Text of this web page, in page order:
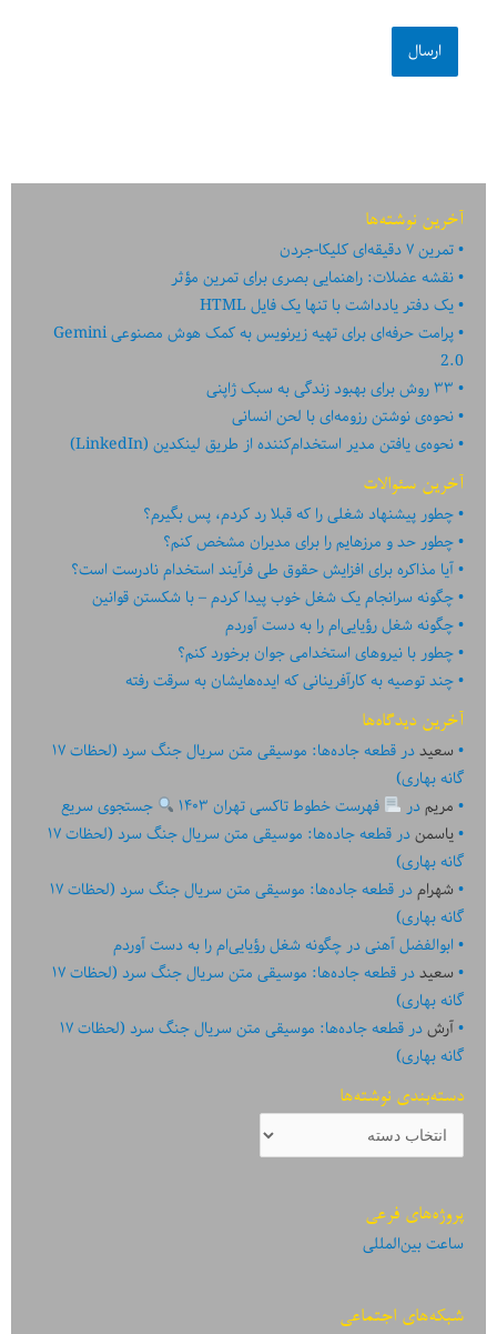
آخرین نوشته‌ها
تمرین ۷ دقیقه‌ای کلیکا-جردن
نقشه عضلات: راهنمایی بصری برای تمرین مؤثر
یک دفتر یادداشت با تنها یک فایل HTML
پرامت حرفه‌ای برای تهیه زیرنویس به کمک هوش مصنوعی Gemini
2.0
۳۳ روش برای بهبود زندگی به سبک ژاپنی
نحوه‌ی نوشتن رزومه‌ای با لحن انسانی
نحوه‌ی یافتن مدیر استخدام‌کننده از طریق لینکدین (LinkedIn)
آخرین سئوالات
چطور پیشنهاد شغلی را که قبلا رد کردم، پس بگیرم؟
چطور حد و مرزهایم را برای مدیران مشخص کنم؟
آیا مذاکره برای افزایش حقوق طی فرآیند استخدام نادرست است؟
چگونه سرانجام یک شغل خوب پیدا کردم – با شکستن قوانین
چگونه شغل رؤیایی‌ام را به دست آوردم
چطور با نیروهای استخدامی جوان برخورد کنم؟
چند توصیه به کارآفرینانی که ایده‏‏‌‏‏‌هایشان به سرقت رفته
آخرین دیدگاه‌ها
سعیددر
قطعه جاده‌ها: موسیقی متن سریال جنگ سرد (لحظات ۱۷
گانه بهاری)
مریمدر فهرست خطوط تاکسی تهران ۱۴۰۳
جستجوی سریع
یاسمندر
قطعه جاده‌ها: موسیقی متن سریال جنگ سرد (لحظات ۱۷
گانه بهاری)
شهرامدر
قطعه جاده‌ها: موسیقی متن سریال جنگ سرد (لحظات ۱۷
گانه بهاری)
ابوالفضل آهنیدر چگونه شغل رؤیایی‌ام را به دست آوردم
سعیددر
قطعه جاده‌ها: موسیقی متن سریال جنگ سرد (لحظات ۱۷
گانه بهاری)
آرشدر
قطعه جاده‌ها: موسیقی متن سریال جنگ سرد (لحظات ۱۷
گانه بهاری)
دسته‌بندی نوشته‌ها
دسته‌بندی
نوشته‌ها
پروژه‌های فرعی
ساعت بین‌المللی
شبکه‌های اجتماعی